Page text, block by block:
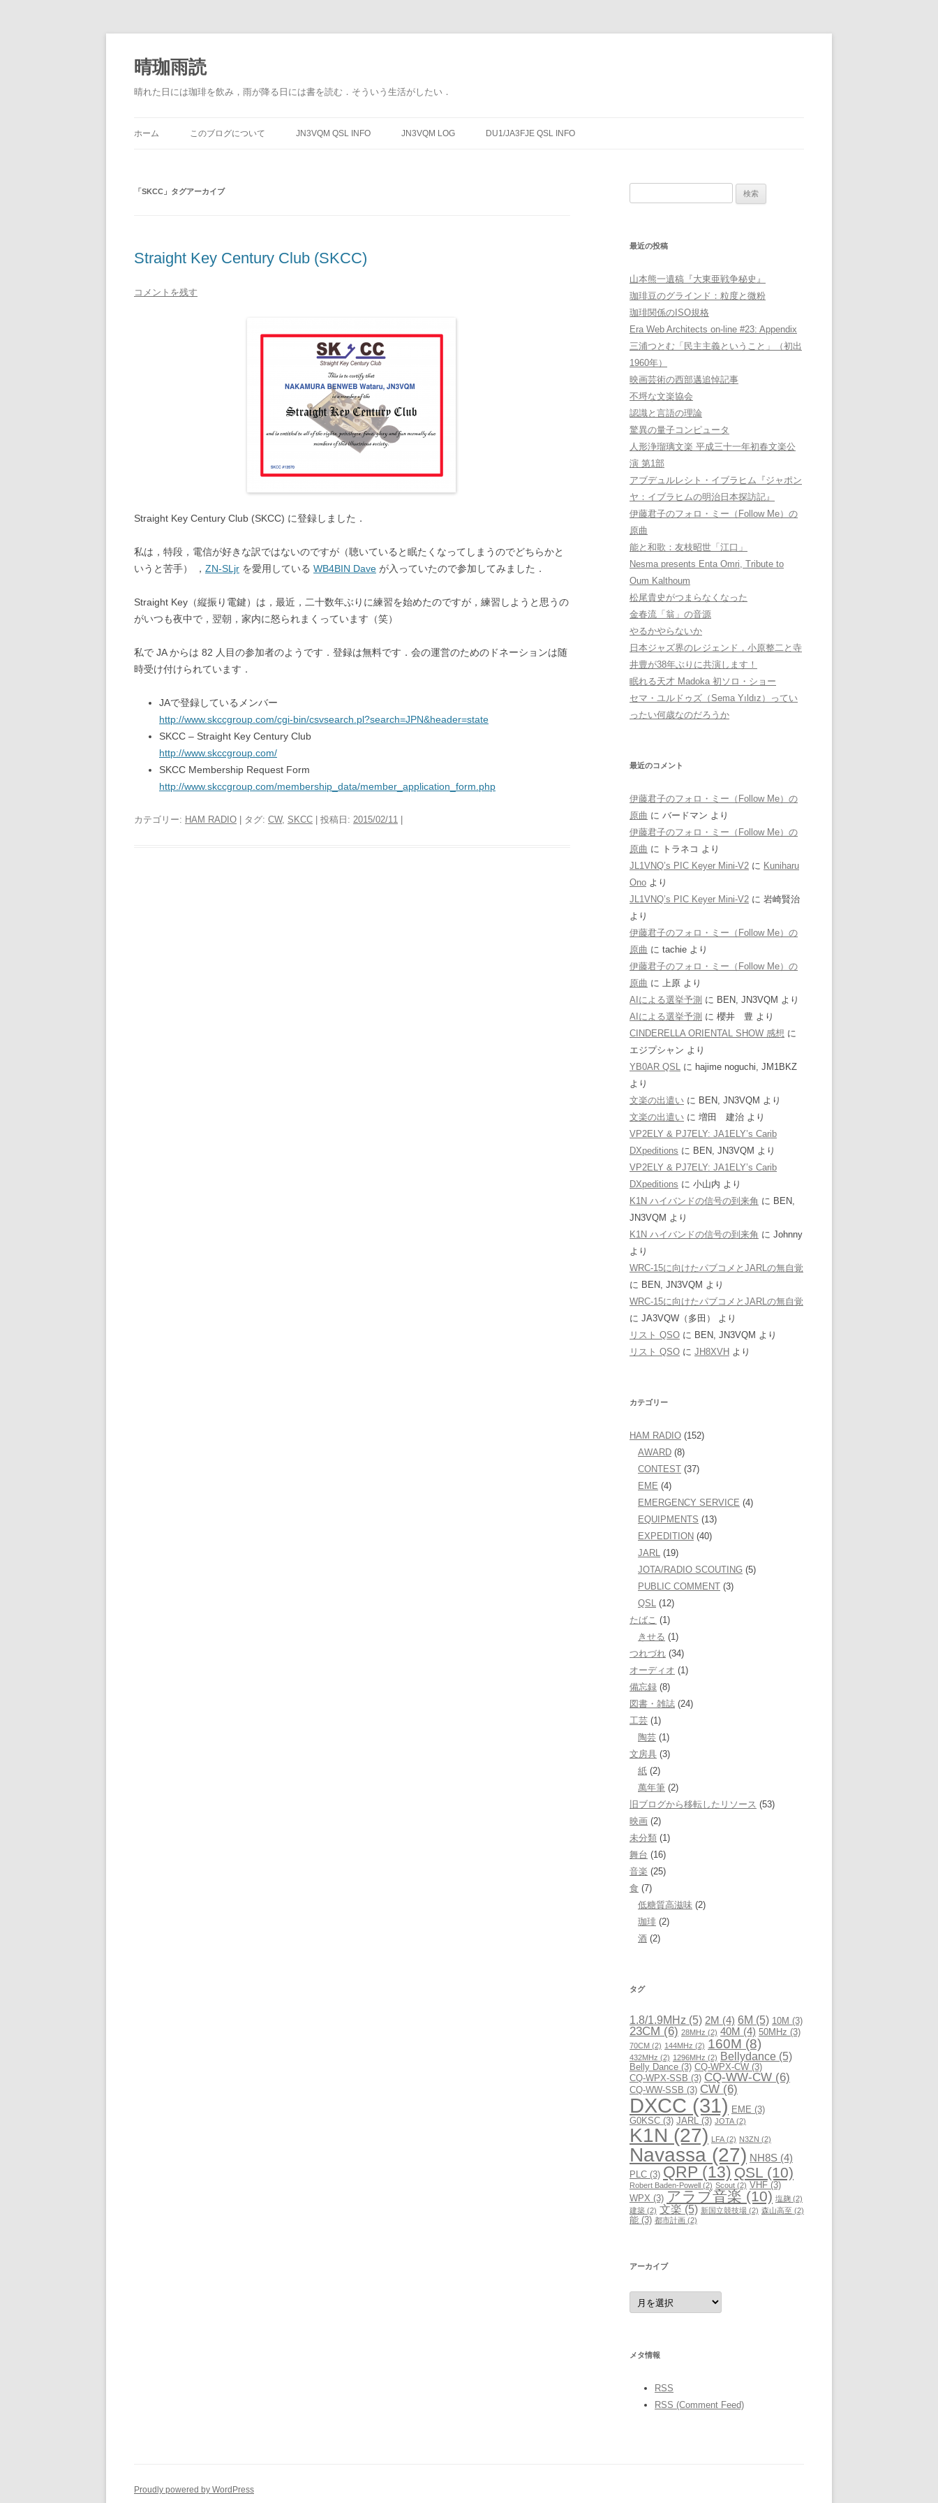
晴珈雨読
晴れた日には珈琲を飲み，雨が降る日には書を読む．そういう生活がしたい．
ホーム このブログについて JN3VQM QSL INFO JN3VQM LOG DU1/JA3FJE QSL INFO
「SKCC 」タグアーカイブ
Straight Key Century Club (SKCC)
コメントを残す
Straight Key Century Club (SKCC) に登録しました．
私は，特段，電信が好きな訳ではないのですが（聴いていると眠たくなってしまうのでどちらかと
いうと苦手） ， ZN-SLjr を愛用している WB4BIN Dave が入っていたので参加してみました．
Straight Key（縦振り電鍵）は，最近，二十数年ぶりに練習を始めたのですが，練習しようと思うの
がいつも夜中で，翌朝，家内に怒られまくっています（笑）
私で JA からは 82 人目の参加者のようです．登録は無料です．会の運営のためのドネーションは随
時受け付けられています．
JAで登録しているメンバー
http://www.skccgroup.com/cgi-bin/csvsearch.pl?search=JPN&header=state
SKCC – Straight Key Century Club
http://www.skccgroup.com/
SKCC Membership Request Form
http://www.skccgroup.com/membership_data/member_application_form.php
カテゴリー: HAM RADIO | タグ: CW, SKCC | 投稿日: 2015/02/11
最近の投稿
山本熊一遺稿『大東亜戦争秘史』
珈琲豆のグラインド：粒度と微粉
珈琲関係のISO規格
Era Web Architects on-line #23: Appendix
三浦つとむ「民主主義ということ」（初出
1960年）
映画芸術の西部邁追悼記事
不埒な文楽協会
認識と言語の理論
驚異の量子コンピュータ
人形浄瑠璃文楽 平成三十一年初春文楽公
演 第1部
アブデュルレシト・イブラヒム『ジャポン
ヤ：イブラヒムの明治日本探訪記』
伊藤君子のフォロ・ミー（Follow Me）の
原曲
能と和歌：友枝昭世「江口」
Nesma presents Enta Omri, Tribute to
Oum Kalthoum
松尾貴史がつまらなくなった
金春流「翁」の音源
やるかやらないか
日本ジャズ界のレジェンド，小原整二と寺
井豊が38年ぶりに共演します！
眠れる天才 Madoka 初ソロ・ショー
セマ・ユルドゥズ（Sema Yıldız）ってい
ったい何歳なのだろうか
最近のコメント
伊藤君子のフォロ・ミー（Follow Me）の
原曲 に バードマン より
伊藤君子のフォロ・ミー（Follow Me）の
原曲 に トラネコ より
JL1VNQ’s PIC Keyer Mini-V2 に Kuniharu
Ono より
JL1VNQ’s PIC Keyer Mini-V2 に 岩崎賢治
より
伊藤君子のフォロ・ミー（Follow Me）の
原曲 に tachie より
伊藤君子のフォロ・ミー（Follow Me）の
原曲 に 上原 より
AIによる選挙予測 に BEN, JN3VQM より
AIによる選挙予測 に 櫻井 豊 より
CINDERELLA ORIENTAL SHOW 感想 に
エジプシャン より
YB0AR QSL に hajime noguchi, JM1BKZ
より
文楽の出遣い に BEN, JN3VQM より
文楽の出遣い に 増田 建治 より
VP2ELY & PJ7ELY: JA1ELY’s Carib
DXpeditions に BEN, JN3VQM より
VP2ELY & PJ7ELY: JA1ELY’s Carib
DXpeditions に 小山内 より
K1N ハイバンドの信号の到来角 に BEN,
JN3VQM より
K1N ハイバンドの信号の到来角 に Johnny
より
WRC-15に向けたパブコメとJARLの無自覚
に BEN, JN3VQM より
WRC-15に向けたパブコメとJARLの無自覚
に JA3VQW（多田）
より
リスト QSO に BEN, JN3VQM より
リスト QSO に JH8XVH より
カテゴリー
HAM RADIO (152)
AWARD (8)
CONTEST (37)
EME (4)
EMERGENCY SERVICE (4)
EQUIPMENTS (13)
EXPEDITION (40)
JARL (19)
JOTA/RADIO SCOUTING (5)
PUBLIC COMMENT (3)
QSL (12)
たばこ (1)
きせる (1)
つれづれ (34)
オーディオ (1)
備忘録 (8)
図書・雑誌 (24)
工芸 (1)
陶芸 (1)
文房具 (3)
紙 (2)
萬年筆 (2)
旧ブログから移転したリソース (53)
映画 (2)
未分類 (1)
舞台 (16)
音楽 (25)
食 (7)
低糖質高滋味 (2)
珈琲 (2)
酒 (2)
タグ
1.8/1.9MHz (5) 2M (4) 6M (5) 10M (3)
23CM (6) 28MHz (2) 40M (4) 50MHz (3)
70CM (2) 144MHz (2) 160M (8)
432MHz (2) 1296MHz (2) Bellydance (5)
Belly Dance (3) CQ-WPX-CW (3)
CQ-WPX-SSB (3) CQ-WW-CW (6)
CQ-WW-SSB (3) CW (6)
DXCC (31) EME (3)
G0KSC (3) JARL (3) JOTA (2)
K1N (27) LFA (2) N3ZN (2)
Navassa (27) NH8S (4)
PLC (3) QRP (13) QSL (10)
Robert Baden-Powell (2) Scout (2) VHF (3)
WPX (3) アラブ音楽 (10) 塩麹 (2)
建築 (2) 文楽 (5) 新国立競技場 (2) 森山高至 (2)
能 (3) 都市計画 (2)
アーカイブ
ア
ー
カ
メタ情報
RSS
RSS (Comment Feed)
Proudly powered by WordPress